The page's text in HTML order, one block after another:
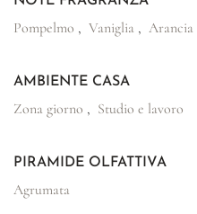
Pompelmo , Vaniglia , Arancia
AMBIENTE CASA
Zona giorno , Studio e lavoro
PIRAMIDE OLFATTIVA
Agrumata